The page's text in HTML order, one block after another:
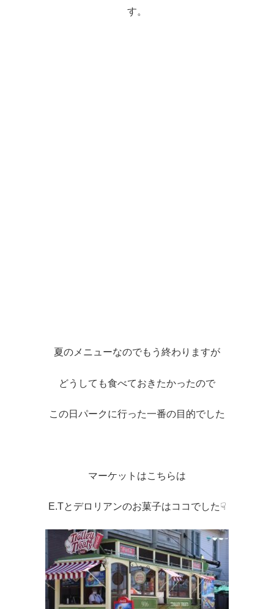
す。
夏のメニューなのでもう終わりますが
どうしても食べておきたかったので
この日パークに行った一番の目的でした
マーケットはこちらは
E.Tとデロリアンのお菓子はココでした☟